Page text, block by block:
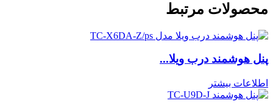
محصولات مرتبط
پنل هوشمند درب ویلا...
اطلاعات بیشتر